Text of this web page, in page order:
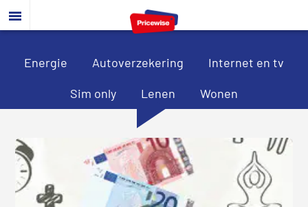
Door
naar
hoofd
Spring
naar
eerste
Spring
naar
voettekst
Energie Autoverzekering Internet en tv
Sim only Lenen Wonen